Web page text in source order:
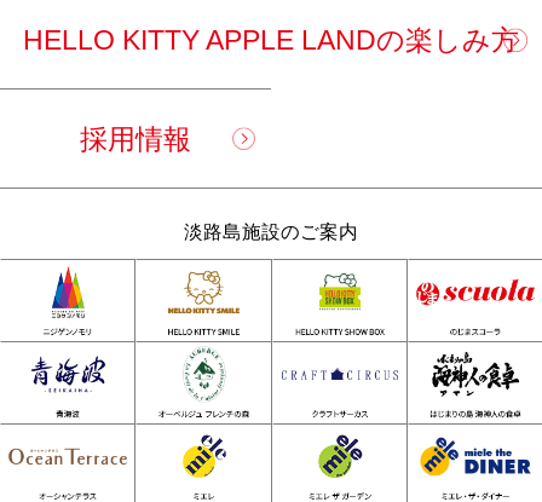
HELLO KITTY APPLE LANDの楽しみ方
採用情報
淡路島施設のご案内